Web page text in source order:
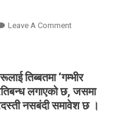
Leave A CommentOn
अधिकारीमाथि
प्रतिबन्ध
तिब्बतमा ‘गम्भीर
लगाएको छ, जसमा
नसबंदी समावेश छ ।